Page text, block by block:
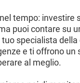
tempo: investire
puoi contare su
specialista
e ti offrono un
al meglio.